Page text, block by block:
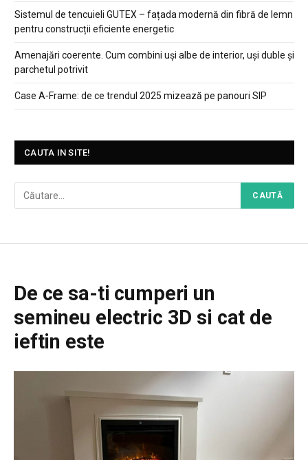
Sistemul de tencuieli GUTEX – fațada modernă din fibră de lemn
pentru construcții eficiente energetic
Amenajări coerente. Cum combini uși albe de interior, uși duble și
parchetul potrivit
Case A‑Frame: de ce trendul 2025 mizează pe panouri SIP
CAUTA IN SITE!
De ce sa-ti cumperi un
semineu electric 3D si cat de
ieftin este